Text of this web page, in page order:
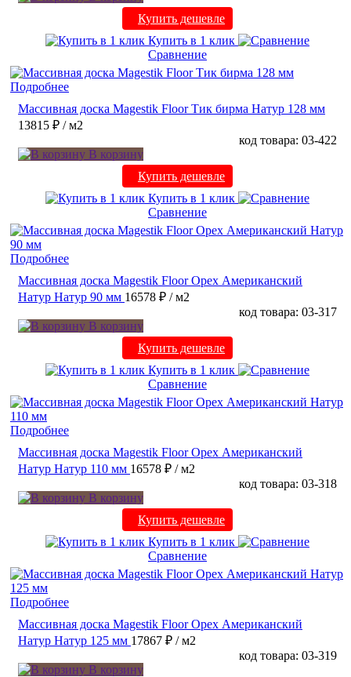
Купить дешевле
Купить в 1 клик
Сравнение
Подробнее
Массивная доска Magestik Floor Тик бирма Натур 128 мм
13815 ₽ / м2
код товара: 03-422
В корзину
Купить дешевле
Купить в 1 клик
Сравнение
Подробнее
Массивная доска Magestik Floor Орех Американский
Натур Натур 90 мм 16578 ₽ / м2
код товара: 03-317
В корзину
Купить дешевле
Купить в 1 клик
Сравнение
Подробнее
Массивная доска Magestik Floor Орех Американский
Натур Натур 110 мм 16578 ₽ / м2
код товара: 03-318
В корзину
Купить дешевле
Купить в 1 клик
Сравнение
Подробнее
Массивная доска Magestik Floor Орех Американский
Натур Натур 125 мм 17867 ₽ / м2
код товара: 03-319
В корзину